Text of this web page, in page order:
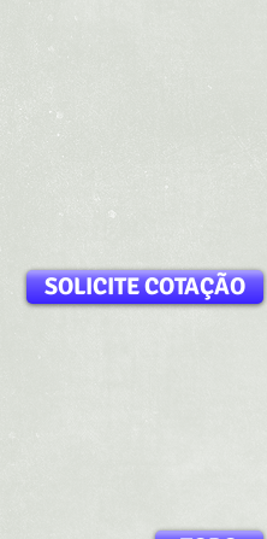
SOLICITE COTAÇÃO